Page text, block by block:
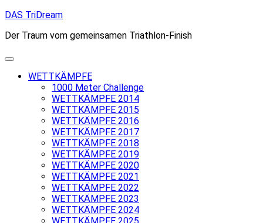
Skip
content
DAS TriDream
Der Traum vom gemeinsamen Triathlon-Finish
WETTKÄMPFE
1000 Meter Challenge
WETTKÄMPFE 2014
WETTKÄMPFE 2015
WETTKÄMPFE 2016
WETTKÄMPFE 2017
WETTKÄMPFE 2018
WETTKÄMPFE 2019
WETTKÄMPFE 2020
WETTKÄMPFE 2021
WETTKÄMPFE 2022
WETTKÄMPFE 2023
WETTKÄMPFE 2024